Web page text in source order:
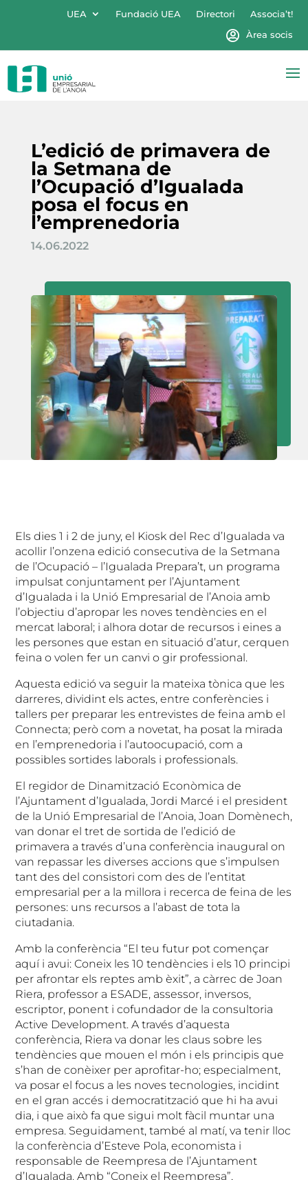
UEA Fundació UEA Directori
Associa’t!
Àrea socis
L’edició de primavera de
la Setmana de
l’Ocupació d’Igualada
posa el focus en
l’emprenedoria
14.06.2022
Els dies 1 i 2 de juny, el Kiosk del Rec d’Igualada va
acollir l’onzena edició consecutiva de la Setmana
de l’Ocupació – l’Igualada Prepara’t, un programa
impulsat conjuntament per l’Ajuntament
d’Igualada i la Unió Empresarial de l’Anoia amb
l’objectiu d’apropar les noves tendències en el
mercat laboral; i alhora dotar de recursos i eines a
les persones que estan en situació d’atur, cerquen
feina o volen fer un canvi o gir professional.
Aquesta edició va seguir la mateixa tònica que les
darreres, dividint els actes, entre conferències i
tallers per preparar les entrevistes de feina amb el
Connecta; però com a novetat, ha posat la mirada
en l’emprenedoria i l’autoocupació, com a
possibles sortides laborals i professionals.
El regidor de Dinamització Econòmica de
l’Ajuntament d’Igualada, Jordi Marcé i el president
de la Unió Empresarial de l’Anoia, Joan Domènech,
van donar el tret de sortida de l’edició de
primavera a través d’una conferència inaugural on
van repassar les diverses accions que s’impulsen
tant des del consistori com des de l’entitat
empresarial per a la millora i recerca de feina de les
persones: uns recursos a l’abast de tota la
ciutadania.
Amb la conferència “El teu futur pot començar
aquí i avui: Coneix les 10 tendències i els 10 principi
per afrontar els reptes amb èxit”, a càrrec de Joan
Riera, professor a ESADE, assessor, inversos,
escriptor, ponent i cofundador de la consultoria
Active Development. A través d’aquesta
conferència, Riera va donar les claus sobre les
tendències que mouen el món i els principis que
s’han de conèixer per aprofitar-ho; especialment,
va posar el focus a les noves tecnologies, incidint
en el gran accés i democratització que hi ha avui
dia, i que això fa que sigui molt fàcil muntar una
empresa. Seguidament, també al matí, va tenir lloc
la conferència d’Esteve Pola, economista i
responsable de Reempresa de l’Ajuntament
d’Igualada. Amb “Coneix el Reempresa”,